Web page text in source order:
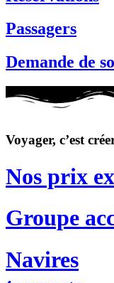
Passagers
Demande de
Voyager, c’est
Nos prix
Groupe
Navires